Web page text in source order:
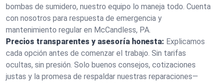
bombas de sumidero, nuestro equipo lo maneja todo. Cuenta
con nosotros para respuesta de emergencia y
mantenimiento regular en McCandless, PA.
Precios transparentes y asesoría honesta: Explicamos
cada opción antes de comenzar el trabajo. Sin tarifas
ocultas, sin presión. Solo buenos consejos, cotizaciones
justas y la promesa de respaldar nuestras reparaciones—